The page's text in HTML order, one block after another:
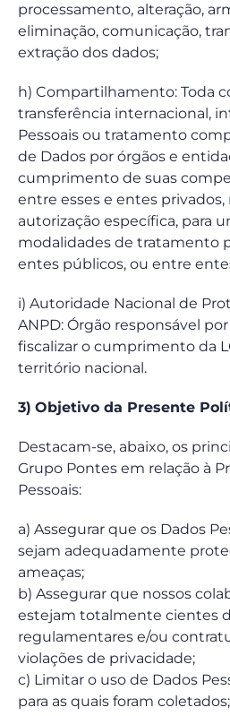
processamento, alteração,
eliminação, comunicação,
extração dos dados;
h) Compartilhamento: Toda
transferência internacional,
Pessoais ou tratamento
de Dados por órgãos e
cumprimento de suas
entre esses e entes
autorização específica, para
modalidades de tratamento
entes públicos, ou entre
i) Autoridade Nacional de
ANPD: Órgão responsável
fiscalizar o cumprimento da
território nacional.
3) Objetivo da Presente
Destacam-se, abaixo, os
Grupo Pontes em relação à
Pessoais:
a) Assegurar que os Dados
sejam adequadamente
ameaças;
b) Assegurar que nossos
estejam totalmente cientes
regulamentares e/ou
violações de privacidade;
c) Limitar o uso de Dados
para as quais foram coletados;